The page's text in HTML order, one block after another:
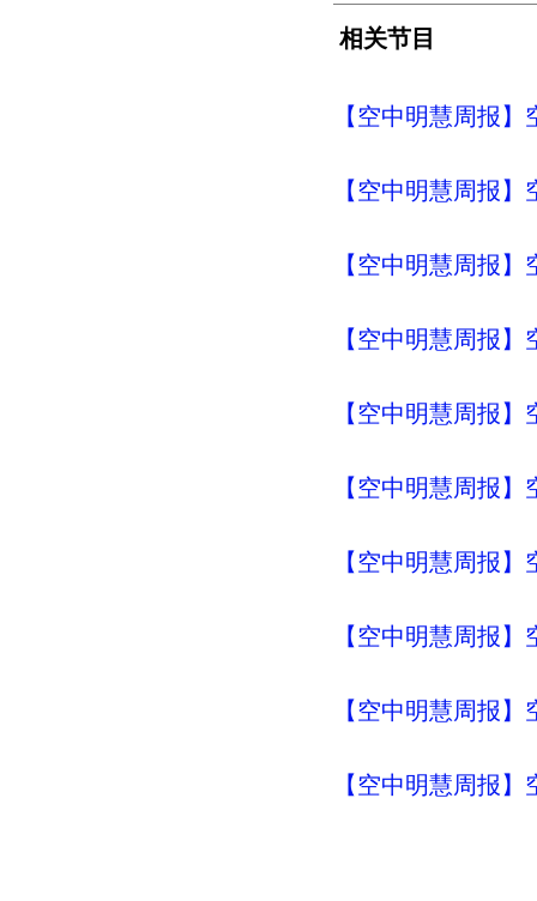
相关节目
【空中明慧周报
【空中明慧周报
【空中明慧周报
【空中明慧周报
【空中明慧周报
【空中明慧周报
【空中明慧周报
【空中明慧周报
【空中明慧周报
【空中明慧周报